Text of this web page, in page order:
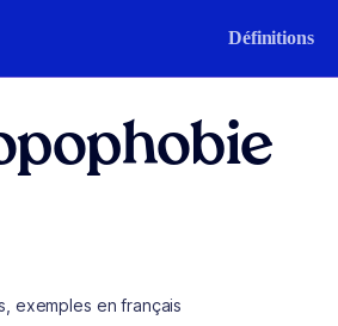
Définitions
exemples en français